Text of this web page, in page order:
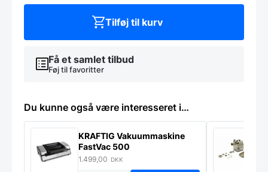
antal
Få et samlet tilbud
Føj til favoritter
Tilføj til kurv
Du kunne også være interesseret i…
KRAFTIG Vakuummaskine
FastVac 500
1.499,00 DKK